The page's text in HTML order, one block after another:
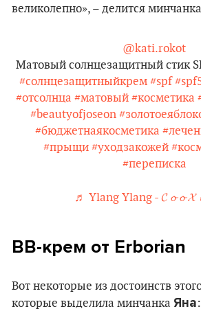
великолепно», – делится минчанка
@kati.rokot
Матовый солнцезащитный стик
#солнцезащитныйкрем #spf
#отсолнца #матовый #косметика
#beautyofjoseon
#бюджетнаякосметика
#прыщи #уходзакожей
#переписка
♬ Ylang Ylang - 𝓒 𝓸 𝓸 𝓧
ВВ-крем от Erborian
Вот некоторые из достоинств
которые выделила минчанка Яна